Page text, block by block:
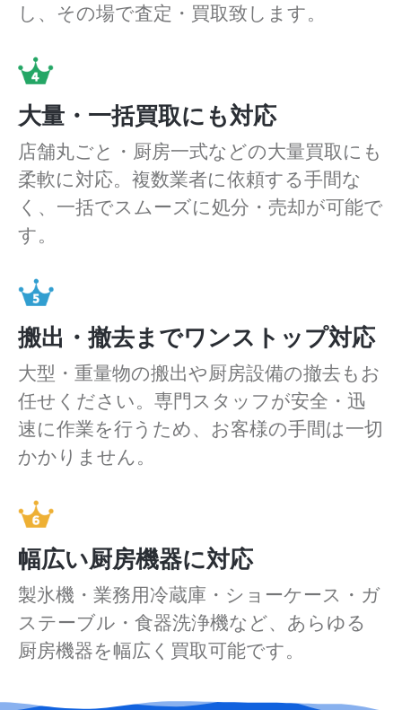
し、その場で査定・買取致します。
大量・一括買取にも対応
店舗丸ごと・厨房一式などの大量買取にも
柔軟に対応。複数業者に依頼する手間な
く、一括でスムーズに処分・売却が可能で
す。
搬出・撤去までワンストップ対応
大型・重量物の搬出や厨房設備の撤去もお
任せください。専門スタッフが安全・迅
速に作業を行うため、お客様の手間は一切
かかりません。
幅広い厨房機器に対応
製氷機・業務用冷蔵庫・ショーケース・ガ
ステーブル・食器洗浄機など、あらゆる
厨房機器を幅広く買取可能です。